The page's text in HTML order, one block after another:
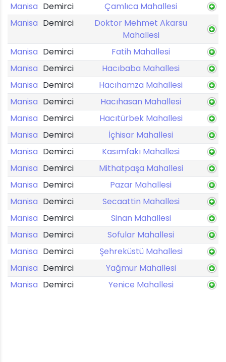
Manisa Demirci
Çamlıca Mahallesi
Manisa Demirci
Doktor Mehmet Akarsu
Mahallesi
Manisa Demirci
Fatih Mahallesi
Manisa Demirci
Hacıbaba Mahallesi
Manisa Demirci
Hacıhamza Mahallesi
Manisa Demirci
Hacıhasan Mahallesi
Manisa Demirci
Hacıtürbek Mahallesi
Manisa Demirci
İçhisar Mahallesi
Manisa Demirci
Kasımfakı Mahallesi
Manisa Demirci
Mithatpaşa Mahallesi
Manisa Demirci
Pazar Mahallesi
Manisa Demirci
Secaattin Mahallesi
Manisa Demirci
Sinan Mahallesi
Manisa Demirci
Sofular Mahallesi
Manisa Demirci
Şehreküstü Mahallesi
Manisa Demirci
Yağmur Mahallesi
Manisa Demirci Yenice Mahallesi